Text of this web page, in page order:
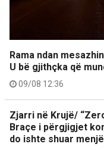
Rama ndan
U bë gjithçka që
09/08 12:36
Zjarri në Krujë/
Braçe i përgjigjet
do ishte shuar